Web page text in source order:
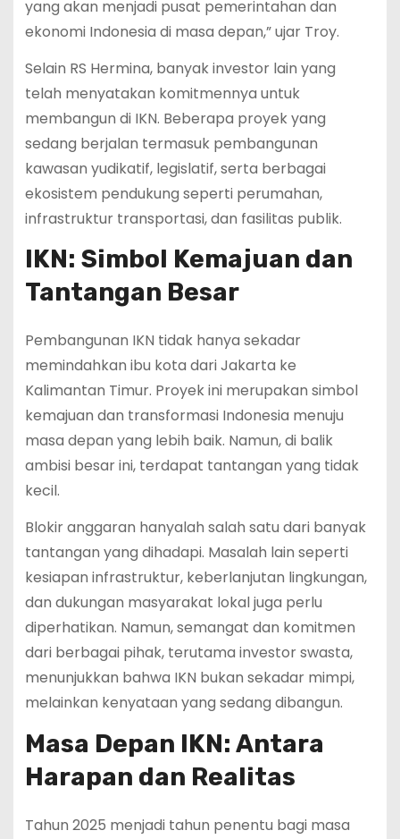
yang akan menjadi pusat pemerintahan dan
ekonomi Indonesia di masa depan,” ujar Troy.
Selain RS Hermina, banyak investor lain yang
telah menyatakan komitmennya untuk
membangun di IKN. Beberapa proyek yang
sedang berjalan termasuk pembangunan
kawasan yudikatif, legislatif, serta berbagai
ekosistem pendukung seperti perumahan,
infrastruktur transportasi, dan fasilitas publik.
IKN: Simbol Kemajuan dan
Tantangan Besar
Pembangunan IKN tidak hanya sekadar
memindahkan ibu kota dari Jakarta ke
Kalimantan Timur. Proyek ini merupakan simbol
kemajuan dan transformasi Indonesia menuju
masa depan yang lebih baik. Namun, di balik
ambisi besar ini, terdapat tantangan yang tidak
kecil.
Blokir anggaran hanyalah salah satu dari banyak
tantangan yang dihadapi. Masalah lain seperti
kesiapan infrastruktur, keberlanjutan lingkungan,
dan dukungan masyarakat lokal juga perlu
diperhatikan. Namun, semangat dan komitmen
dari berbagai pihak, terutama investor swasta,
menunjukkan bahwa IKN bukan sekadar mimpi,
melainkan kenyataan yang sedang dibangun.
Masa Depan IKN: Antara
Harapan dan Realitas
Tahun 2025 menjadi tahun penentu bagi masa